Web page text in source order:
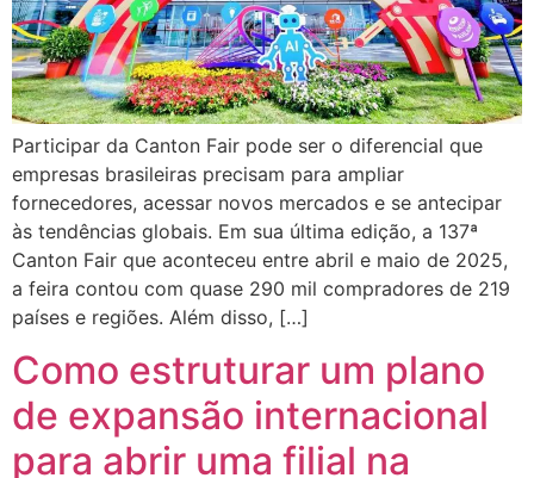
Participar da Canton Fair pode ser o diferencial que
empresas brasileiras precisam para ampliar
fornecedores, acessar novos mercados e se antecipar
às tendências globais. Em sua última edição, a 137ª
Canton Fair que aconteceu entre abril e maio de 2025,
a feira contou com quase 290 mil compradores de 219
países e regiões. Além disso, […]
Como estruturar um plano
de expansão internacional
para abrir uma filial na